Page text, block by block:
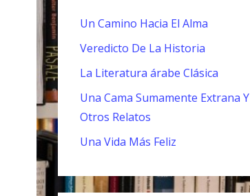
Un Camino Hacia El Alma
Veredicto De La Historia
La Literatura árabe Clásica
Una Cama Sumamente Extrana Y
Otros Relatos
Una Vida Más Feliz